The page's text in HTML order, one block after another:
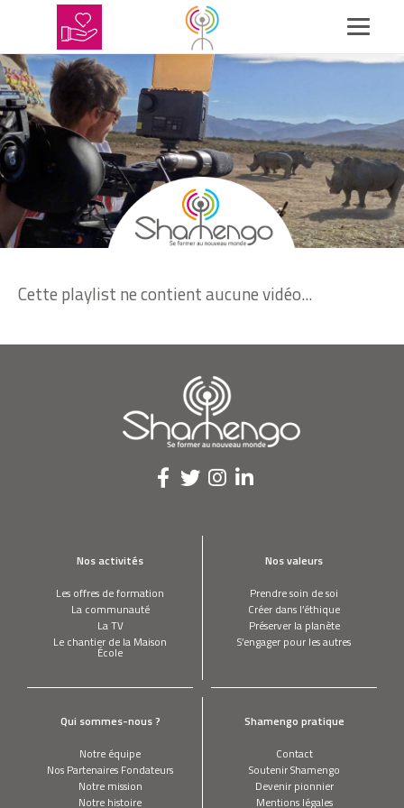
Cette playlist ne contient aucune vidéo...
Nos activités
Les offres de formation
La communauté
La TV
Le chantier de la Maison
École
Nos valeurs
Prendre soin de soi
Créer dans l’éthique
Préserver la planète
S’engager pour les autres
Qui sommes-nous ?
Notre équipe
Nos Partenaires Fondateurs
Notre mission
Notre histoire
Shamengo pratique
Contact
Soutenir Shamengo
Devenir pionnier
Mentions légales